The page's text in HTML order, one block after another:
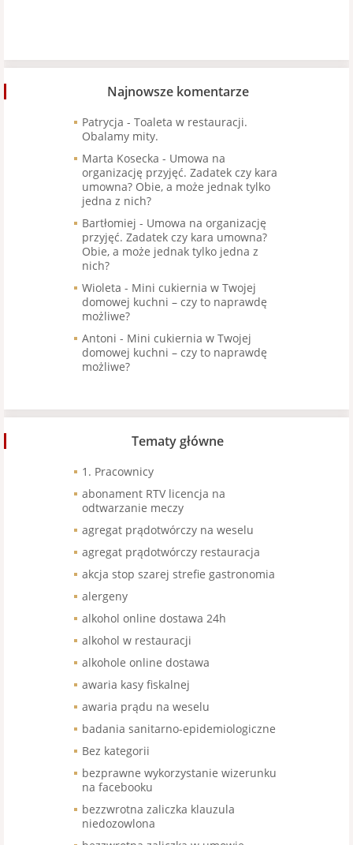
Najnowsze komentarze
Patrycja - Toaleta w restauracji.
Obalamy mity.
Marta Kosecka - Umowa na
organizację przyjęć. Zadatek czy kara
umowna? Obie, a może jednak tylko
jedna z nich?
Bartłomiej - Umowa na organizację
przyjęć. Zadatek czy kara umowna?
Obie, a może jednak tylko jedna z
nich?
Wioleta - Mini cukiernia w Twojej
domowej kuchni – czy to naprawdę
możliwe?
Antoni - Mini cukiernia w Twojej
domowej kuchni – czy to naprawdę
możliwe?
Tematy główne
1. Pracownicy
abonament RTV licencja na
odtwarzanie meczy
agregat prądotwórczy na weselu
agregat prądotwórczy restauracja
akcja stop szarej strefie gastronomia
alergeny
alkohol online dostawa 24h
alkohol w restauracji
alkohole online dostawa
awaria kasy fiskalnej
awaria prądu na weselu
badania sanitarno-epidemiologiczne
Bez kategorii
bezprawne wykorzystanie wizerunku
na facebooku
bezzwrotna zaliczka klauzula
niedozowlona